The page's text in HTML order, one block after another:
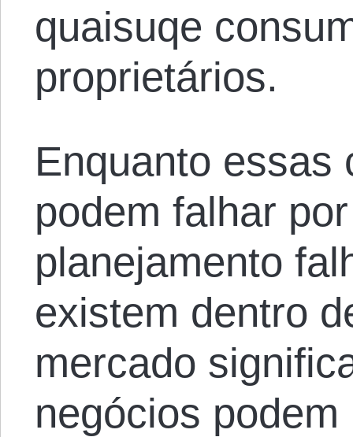
quaisuqe
proprietários.
Enquanto essas
podem falhar
planejamento
existem dentro
mercado
negócios